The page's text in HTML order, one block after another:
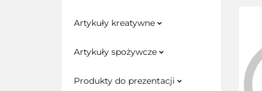
Artykuły kreatywne
Artykuły spożywcze
Produkty do prezentacji